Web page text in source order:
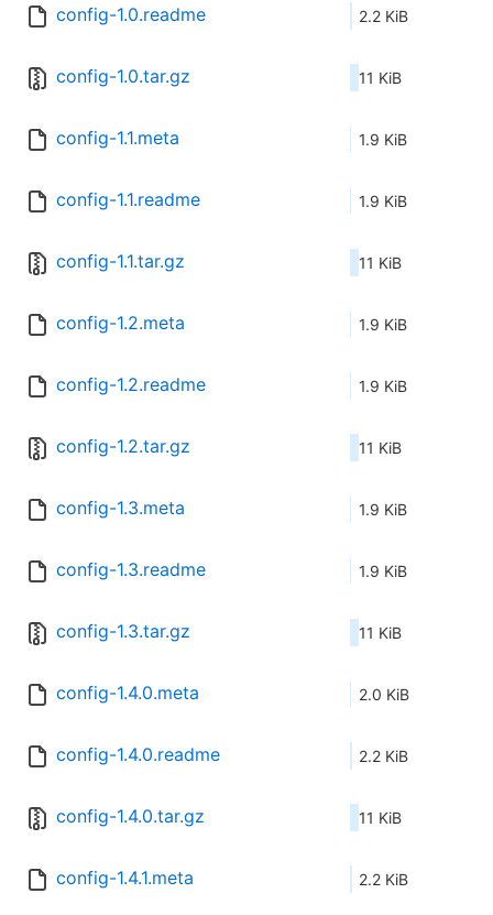
config-1.0.readme 2.2 KiB
config-1.0.tar.gz 11 KiB
config-1.1.meta 1.9 KiB
config-1.1.readme 1.9 KiB
config-1.1.tar.gz 11 KiB
config-1.2.meta 1.9 KiB
config-1.2.readme 1.9 KiB
config-1.2.tar.gz 11 KiB
config-1.3.meta 1.9 KiB
config-1.3.readme 1.9 KiB
config-1.3.tar.gz 11 KiB
config-1.4.0.meta 2.0 KiB
config-1.4.0.readme 2.2 KiB
config-1.4.0.tar.gz 11 KiB
config-1.4.1.meta 2.2 KiB